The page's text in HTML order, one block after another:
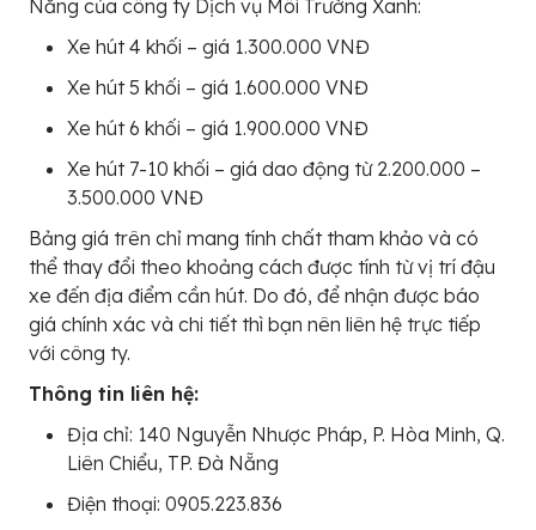
Nẵng của công ty Dịch vụ Môi Trường Xanh:
Xe hút 4 khối – giá 1.300.000 VNĐ
Xe hút 5 khối – giá 1.600.000 VNĐ
Xe hút 6 khối – giá 1.900.000 VNĐ
Xe hút 7-10 khối – giá dao động từ 2.200.000 –
3.500.000 VNĐ
Bảng giá trên chỉ mang tính chất tham khảo và có
thể thay đổi theo khoảng cách được tính từ vị trí đậu
xe đến địa điểm cần hút. Do đó, để nhận được báo
giá chính xác và chi tiết thì bạn nên liên hệ trực tiếp
với công ty.
Thông tin liên hệ:
Địa chỉ: 140 Nguyễn Nhược Pháp, P. Hòa Minh, Q.
Liên Chiểu, TP. Đà Nẵng
Điện thoại: 0905.223.836